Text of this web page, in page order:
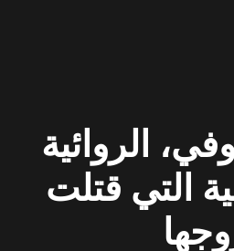
الروائية
التي قتلت